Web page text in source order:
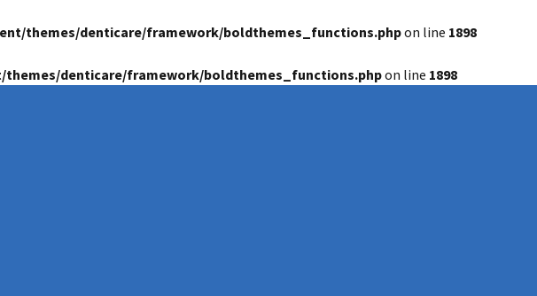
themes/denticare/framework/boldthemes_functions.phpon line 1898
themes/denticare/framework/boldthemes_functions.phpon line 1898